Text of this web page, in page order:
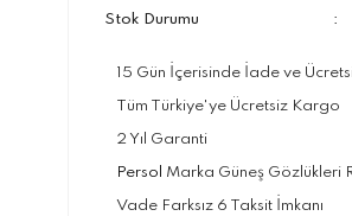
Stok Durumu
15 Gün İçerisinde İade ve
Tüm Türkiye'ye Ücretsiz Kargo
2 Yıl Garanti
Persol Marka Güneş Gözlükleri
Vade Farksız 6 Taksit İmkanı